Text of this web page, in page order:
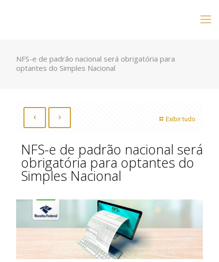
NFS-e de padrão nacional será obrigatória para
optantes do Simples Nacional
Exibir tudo
NFS-e de padrão nacional será
obrigatória para optantes do
Simples Nacional